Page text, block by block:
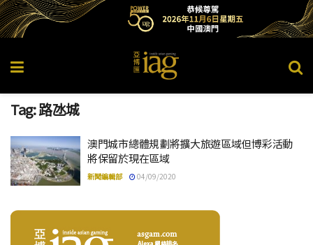
Tag:路氹城
澳門城市總體規劃將擴大旅遊區域但博彩活動
將保留於現在區域
新聞編輯部 04/09/2020